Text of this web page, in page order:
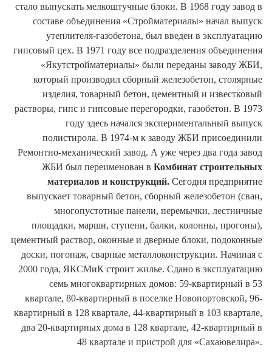
стало выпускать мелкоштучные блоки. В 1968 году завод в
составе объединения «Стройматериалы» начал выпуск
утеплителя-газобетона, был введен в эксплуатацию
гипсовый цех. В 1971 году все подразделения объединения
«Якутстройматериалы» были переданы заводу ЖБИ,
который производил сборный железобетон, столярные
изделия, товарный бетон, цементный и известковый
растворы, гипс и гипсовые перегородки, газобетон. В 1973
году здесь начался экспериментальный выпуск
полистирола. В 1974-м к заводу ЖБИ присоединили
Ремонтно-механический завод. А уже через два года завод
ЖБИ был переименован в Комбинат строительных
материалов и конструкций. Сегодня предприятие
выпускает товарный бетон, сборный железобетон (сваи,
многопустотные панели, перемычки, лестничные
площадки, марши, ступени, балки, колонны, прогоны),
цементный раствор, оконные и дверные блоки, подоконные
доски, погонаж, сварные металлоконструкции. Начиная с
2000 года, ЯКСМиК строит жилье. Сдано в эксплуатацию
семь многоквартирных домов: 59-квартирный в 53
квартале, 80-квартирный в поселке Новопортовской, 96-
квартирный в 128 квартале, 44-квартирный в 103 квартале,
два 20-квартирных дома в 128 квартале, 42-квартирный в
48 квартале и пристрой для «Сахаювелира».